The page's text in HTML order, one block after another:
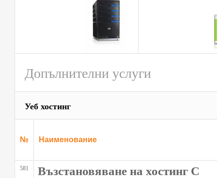
Допълнителни услуги
Уеб хостинг
№ Наименование
581 Възстановяване на хостинг C